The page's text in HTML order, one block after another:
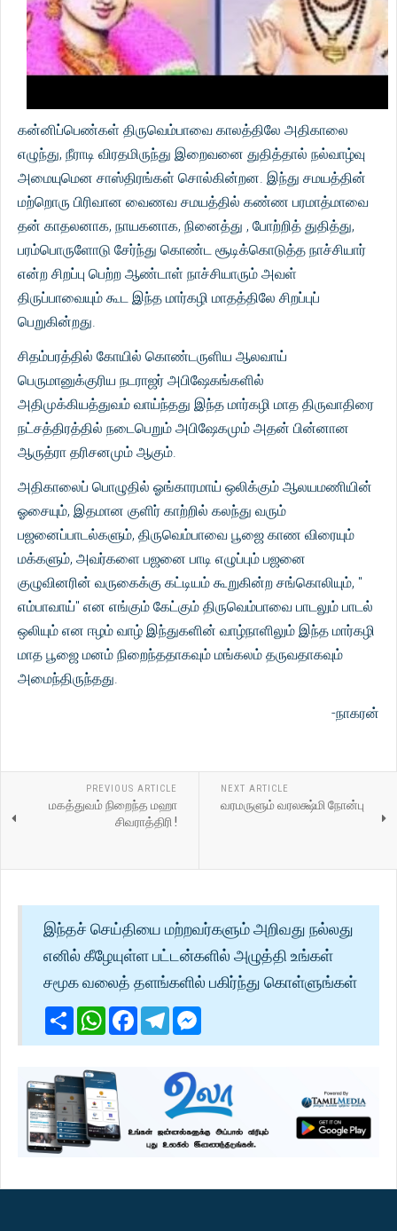
கன்னிப்பெண்கள் திருவெம்பாவை காலத்திலே அதிகாலை
எழுந்து, நீராடி விரதமிருந்து இறைவனை துதித்தால் நல்வாழ்வு
அமையுமென சாஸ்திரங்கள் சொல்கின்றன. இந்து சமயத்தின்
மற்றொரு பிரிவான வைணவ சமயத்தில் கண்ண பரமாத்மாவை
தன் காதலனாக, நாயகனாக, நினைத்து , போற்றித் துதித்து,
பரம்பொருளோடு சேர்ந்து கொண்ட சூடிக்கொடுத்த நாச்சியார்
என்ற சிறப்பு பெற்ற ஆண்டாள் நாச்சியாரும் அவள்
திருப்பாவையும் கூட இந்த மார்கழி மாதத்திலே சிறப்புப்
பெறுகின்றது.
சிதம்பரத்தில் கோயில் கொண்டருளிய ஆலவாய்
பெருமானுக்குரிய நடராஜர் அபிஷேகங்களில்
அதிமுக்கியத்துவம் வாய்ந்தது இந்த மார்கழி மாத திருவாதிரை
நட்சத்திரத்தில் நடைபெறும் அபிஷேகமும் அதன் பின்னான
ஆருத்ரா தரிசனமும் ஆகும்.
அதிகாலைப் பொழுதில் ஓங்காரமாய் ஒலிக்கும் ஆலயமணியின்
ஓசையும், இதமான குளிர் காற்றில் கலந்து வரும்
பஜனைப்பாடல்களும், திருவெம்பாவை பூஜை காண விரையும்
மக்களும், அவர்களை பஜனை பாடி எழுப்பும் பஜனை
குழுவினரின் வருகைக்கு கட்டியம் கூறுகின்ற சங்கொலியும், "
எம்பாவாய்" என எங்கும் கேட்கும் திருவெம்பாவை பாடலும் பாடல்
ஒலியும் என ஈழம் வாழ் இந்துகளின் வாழ்நாளிலும் இந்த மார்கழி
மாத பூஜை மனம் நிறைந்ததாகவும் மங்கலம் தருவதாகவும்
அமைந்திருந்தது.
-நாகரன்
PREVIOUS ARTICLE
மகத்துவம் நிறைந்த மஹா
சிவராத்திரி !
NEXT ARTICLE
வரமருளும் வரலக்ஷ்மி நோன்பு
இந்தச் செய்தியை மற்றவர்களும் அறிவது நல்லது
எனில் கீழேயுள்ள பட்டன்களில் அழுத்தி உங்கள்
சமூக வலைத் தளங்களில் பகிர்ந்து கொள்ளுங்கள்
ShareWhatsApp
Facebook
Telegram